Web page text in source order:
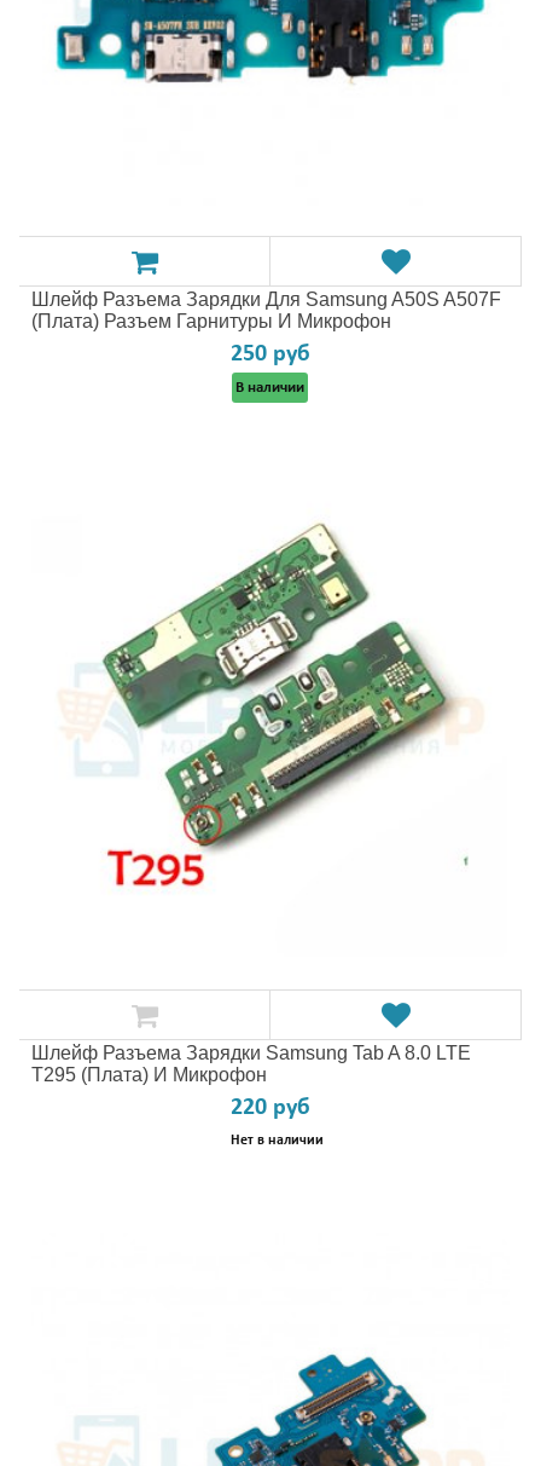
Шлейф Разъема Зарядки Для Samsung A50S A507F
(плата) Разъем Гарнитуры И Микрофон
250 руб
В наличии
Шлейф Разъема Зарядки Samsung Tab A 8.0 LTE
T295 (плата) И Микрофон
220 руб
Нет в наличии